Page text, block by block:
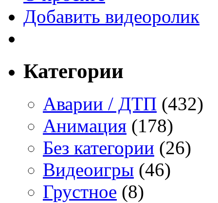
Добавить видеоролик
Категории
Аварии / ДТП (432)
Анимация (178)
Без категории (26)
Видеоигры (46)
Грустное (8)